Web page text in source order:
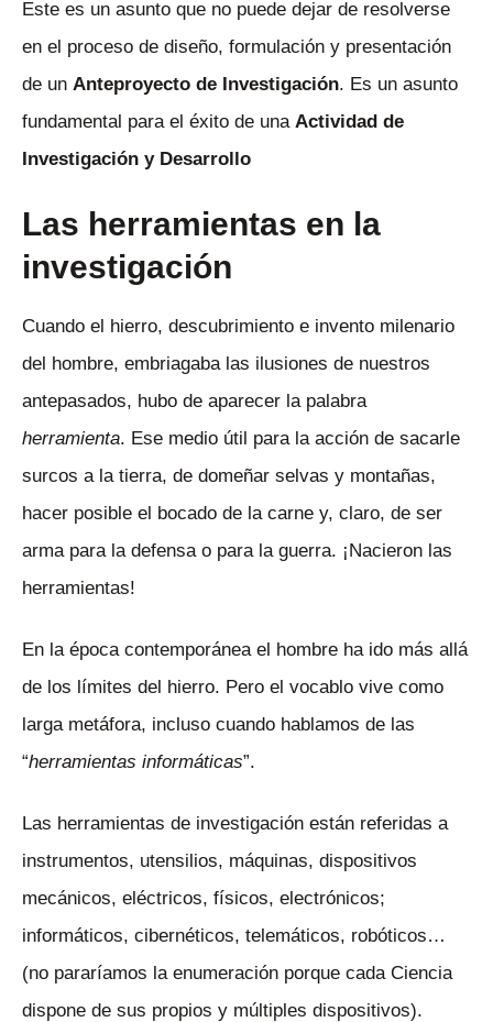
Este es un asunto que no puede dejar de resolverse
en el proceso de diseño, formulación y presentación
de un Anteproyecto de Investigación. Es un asunto
fundamental para el éxito de una Actividad de
Investigación y Desarrollo
Las herramientas en la
investigación
Cuando el hierro, descubrimiento e invento milenario
del hombre, embriagaba las ilusiones de nuestros
antepasados, hubo de aparecer la palabra
herramienta. Ese medio útil para la acción de sacarle
surcos a la tierra, de domeñar selvas y montañas,
hacer posible el bocado de la carne y, claro, de ser
arma para la defensa o para la guerra. ¡Nacieron las
herramientas!
En la época contemporánea el hombre ha ido más allá
de los límites del hierro. Pero el vocablo vive como
larga metáfora, incluso cuando hablamos de las
“herramientas informáticas”.
Las herramientas de investigación están referidas a
instrumentos, utensilios, máquinas, dispositivos
mecánicos, eléctricos, físicos, electrónicos;
informáticos, cibernéticos, telemáticos, robóticos…
(no pararíamos la enumeración porque cada Ciencia
dispone de sus propios y múltiples dispositivos).